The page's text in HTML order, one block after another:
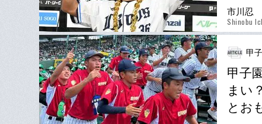
市川忍
Shinobu
甲
甲子
まい
とお